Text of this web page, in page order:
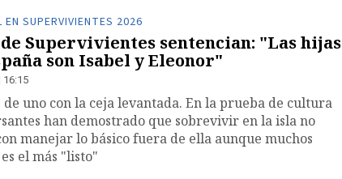
EN SUPERVIVIENTES 2026
Supervivientes sentencian: "Las hijas
son Isabel y Eleonor"
16:15
uno con la ceja levantada. En la prueba de cultura
han demostrado que sobrevivir en la isla no
manejar lo básico fuera de ella aunque muchos
el más "listo"